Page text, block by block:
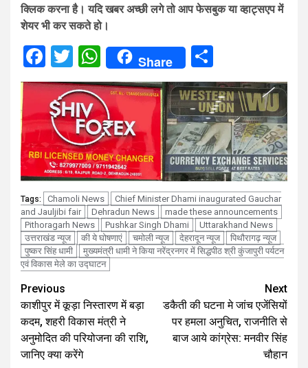
क्लिक करना है। यदि खबर अच्छी लगे तो आप फेसबुक या व्हाट्सएप में
शेयर भी कर सकते हो।
Facebook
Twitter
WhatsApp
Share
Tags: Chamoli News
Chief Minister Dhami inaugurated Gauchar
and Jauljibi fair
Dehradun News
made these announcements
Pithoragarh News
Pushkar Singh Dhami
Uttarakhand News
उत्तराखंड न्यूज
की ये घोषणाएं चमोली न्यूज देहरादून न्यूज
पिथौरागढ़ न्यूज
पुष्कर सिंह धामी
मुख्यमंत्री धामी ने किया नरेंद्रनगर में सिद्धपीठ श्री कुंजापुरी पर्यटन
एवं विकास मेले का उद्घाटन
Continue
Reading
Previous
काशीपुर में कूड़ा निस्तारण में बड़ा
कदम, शहरी विकास मंत्री ने
अनुमोदित की परियोजना की राशि,
जानिए क्या करेंगे
Next
डकैती की घटना मे जांच एजेंसियों
पर हमला अनुचित, राजनीति से
बाज आये कांग्रेस: मनवीर सिंह
चौहान